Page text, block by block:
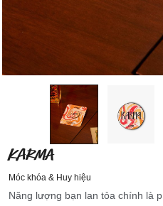
KARMA
Móc khóa & Huy hiệu
Năng lượng bạn lan tỏa chính là